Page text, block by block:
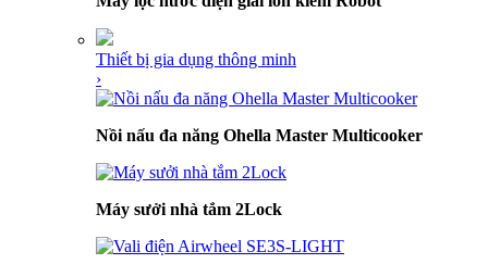
Thiết bị gia dụng thông minh
›
Nồi nấu đa năng Ohella Master Multicooker
Máy sưởi nhà tắm 2Lock